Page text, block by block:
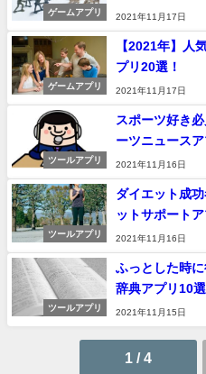
ゲームアプリ
2021年11月17日
ゲームアプリ
【2021年】人
プリ20選！
2021年11月17日
ツールアプリ
スポーツ好き
ーツニュース
2021年11月16日
ツールアプリ
ダイエット成
ットサポート
2021年11月16日
ツールアプリ
ふっとした時
辞典アプリ10選
2021年11月15日
1 / 4